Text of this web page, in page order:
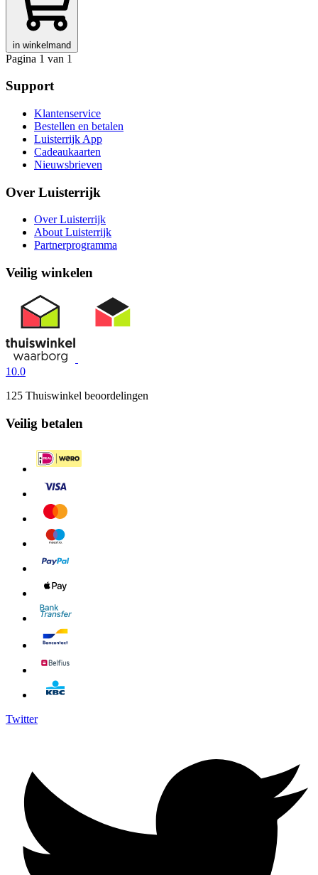
in winkelmand
Pagina 1 van 1
Support
Klantenservice
Bestellen en betalen
Luisterrijk App
Cadeaukaarten
Nieuwsbrieven
Over Luisterrijk
Over Luisterrijk
About Luisterrijk
Partnerprogramma
Veilig winkelen
10.0
125 Thuiswinkel beoordelingen
Veilig betalen
Twitter